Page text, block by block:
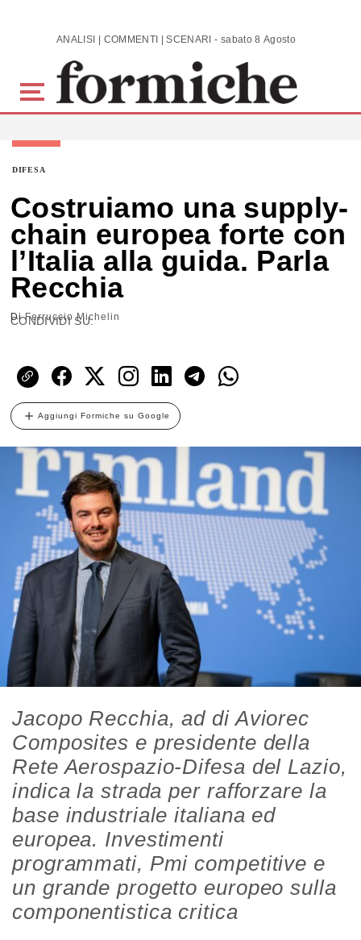
Skip to main content ANALISI | COMMENTI | SCENARI - sabato 8 Agosto 2026
DIFESA
Costruiamo una supply-
chain europea forte con
l’Italia alla guida. Parla
Recchia
DiFerruccio Michelin
CONDIVIDI SU:
Aggiungi Formiche su Google
Jacopo Recchia, ad di Aviorec
Composites e presidente della
Rete Aerospazio-Difesa del Lazio,
indica la strada per rafforzare la
base industriale italiana ed
europea. Investimenti
programmati, Pmi competitive e
un grande progetto europeo sulla
componentistica critica